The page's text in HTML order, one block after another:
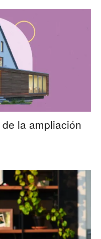
la ampliación